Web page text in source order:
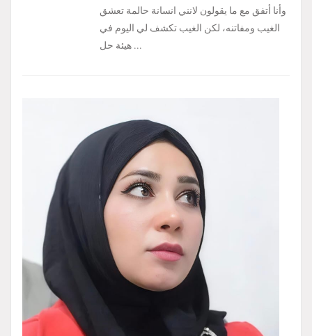
وأنا أتفق مع ما يقولون لانني انسانة حالمة تعشق
الغيب ومفاتنه، لكن الغيب تكشف لي اليوم في
هيئة حل ...